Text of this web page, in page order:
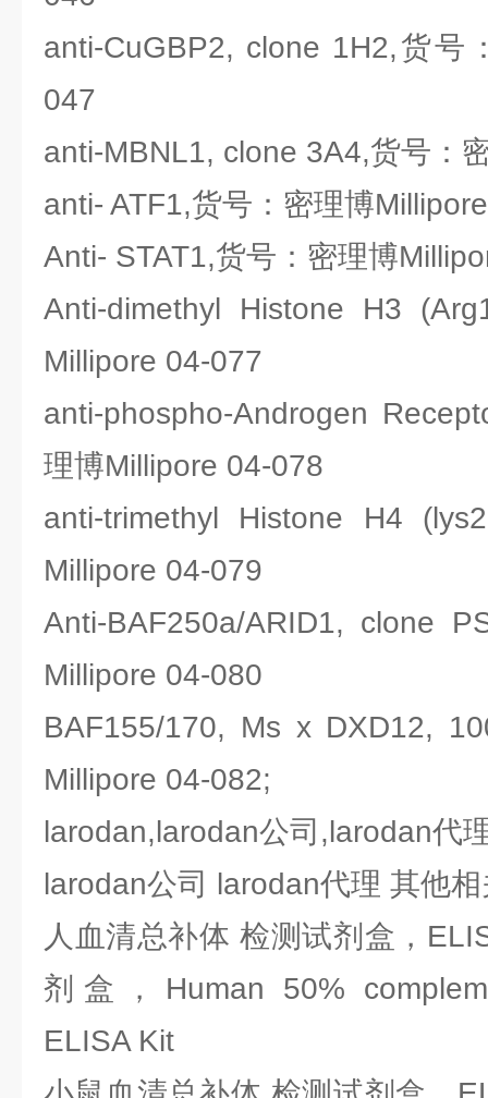
anti-CuGBP2, clone 1H2,货号
047
anti-MBNL1, clone 3A4,货号：
anti- ATF1,货号：密理博
Anti- STAT1,货号：密理博
Anti-dimethyl Histone H3
Millipore 04-077
anti-phospho-Androgen
理博Millipore 04-078
anti-trimethyl Histone H4
Millipore 04-079
Anti-BAF250a/ARID1, clone
Millipore 04-080
BAF155/170, Ms x DXD12,
Millipore 04-082;
larodan,larodan公司,larodan代
larodan公司 larodan代理 其他
人血清总补体 检测试剂盒，
剂盒，Human 50%
ELISA Kit